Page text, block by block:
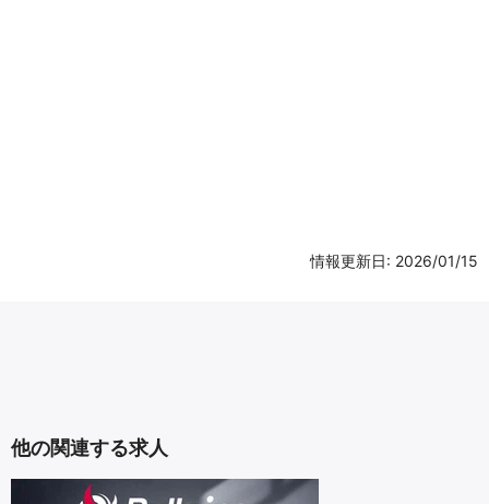
情報更新日: 2026/01/15
他の関連する求人